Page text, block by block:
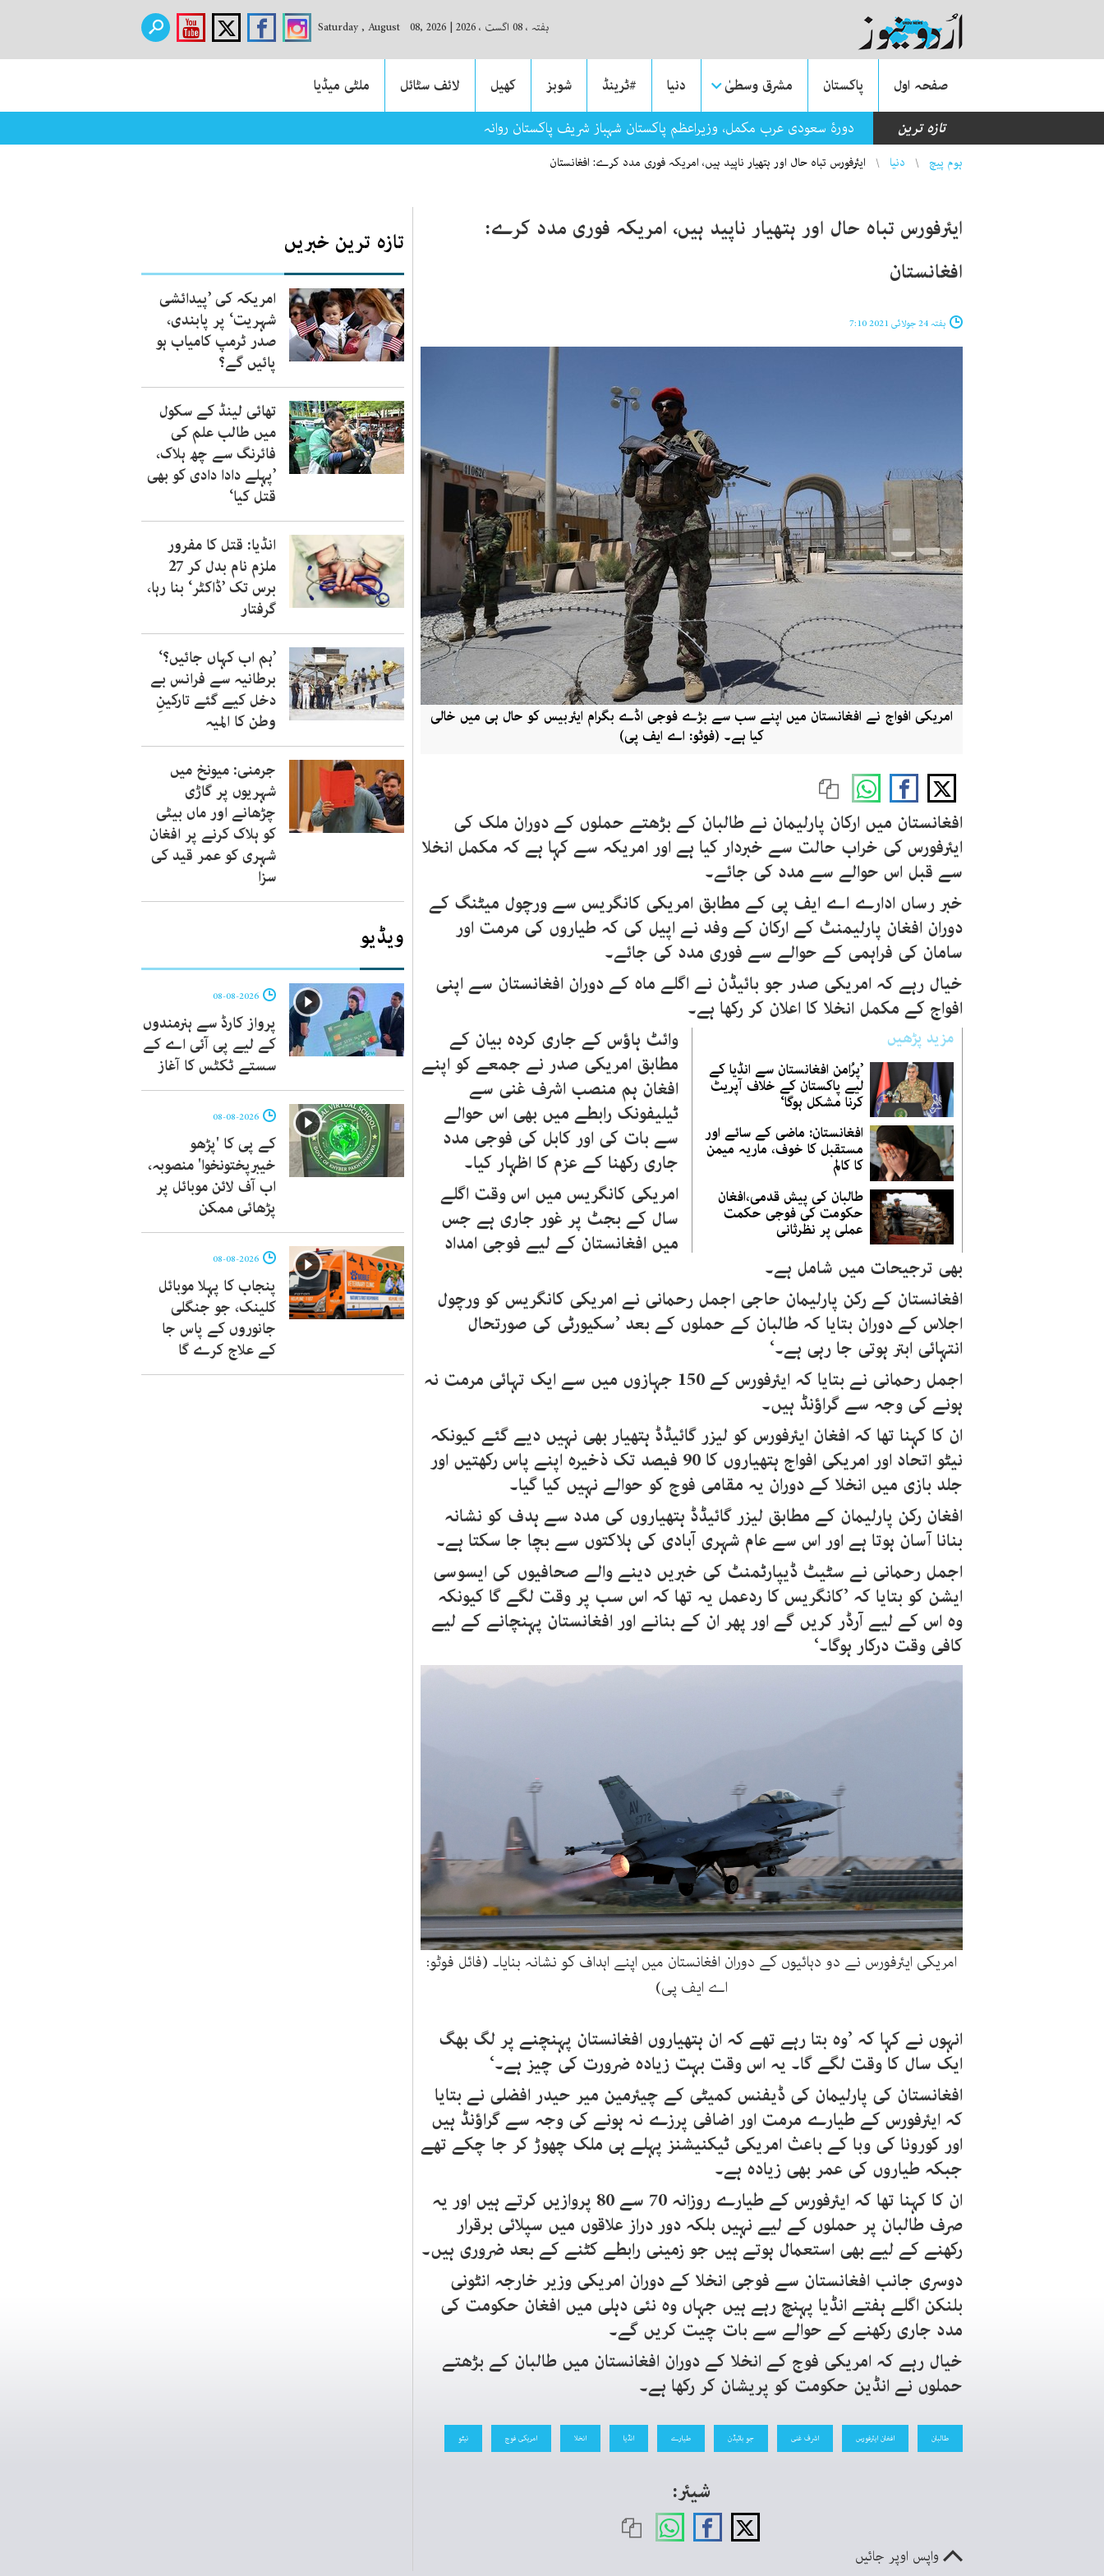
ہفتہ ، 08 اگست ، 2026 |
Saturday , August 08, 2026
صفحہ اول پاکستان مشرق وسطیٰ دنیا #ٹرینڈ شوبز کھیل لائف سٹائل
ملٹی میڈیا
تازہ ترین
دورۂ سعودی عرب مکمل، وزیراعظم پاکستان شہباز شریف پاکستان روانہ
You are here
ہوم پیچ دنیا ایئرفورس تباہ حال اور ہتھیار ناپید ہیں، امریکہ فوری مدد کرے: افغانستان
ایئرفورس تباہ حال اور ہتھیار ناپید ہیں، امریکہ فوری مدد کرے:
افغانستان
ہفتہ 24 جولائی 2021 7:10
امریکی افواج نے افغانستان میں اپنے سب سے بڑے فوجی اڈے بگرام ایئربیس کو حال ہی میں خالی
کیا ہے۔ (فوٹو: اے ایف پی)
افغانستان میں ارکان پارلیمان نے طالبان کے بڑھتے حملوں کے دوران ملک کی
ایئرفورس کی خراب حالت سے خبردار کیا ہے اور امریکہ سے کہا ہے کہ مکمل انخلا
سے قبل اس حوالے سے مدد کی جائے۔
خبر رساں ادارے اے ایف پی کے مطابق امریکی کانگریس سے ورچول میٹنگ کے
دوران افغان پارلیمنٹ کے ارکان کے وفد نے اپیل کی کہ طیاروں کی مرمت اور
سامان کی فراہمی کے حوالے سے فوری مدد کی جائے۔
خیال رہے کہ امریکی صدر جو بائیڈن نے اگلے ماہ کے دوران افغانستان سے اپنی
افواج کے مکمل انخلا کا اعلان کر رکھا ہے۔
مزید پڑھیں
’پرُامن افغانستان سے انڈیا کے
لیے پاکستان کے خلاف آپریٹ
کرنا مشکل ہوگا‘
افغانستان: ماضی کے سائے اور
مستقبل کا خوف، ماریہ میمن
کا کالم
طالبان کی پیش قدمی،افغان
حکومت کی فوجی حکمت
عملی پر نظرثانی
وائٹ ہاؤس کے جاری کردہ بیان کے
مطابق امریکی صدر نے جمعے کو اپنے
افغان ہم منصب اشرف غنی سے
ٹیلیفونک رابطے میں بھی اس حوالے
سے بات کی اور کابل کی فوجی مدد
جاری رکھنا کے عزم کا اظہار کیا۔
امریکی کانگریس میں اس وقت اگلے
سال کے بجٹ پر غور جاری ہے جس
میں افغانستان کے لیے فوجی امداد
بھی ترجیحات میں شامل ہے۔
افغانستان کے رکن پارلیمان حاجی اجمل رحمانی نے امریکی کانگریس کو ورچول
اجلاس کے دوران بتایا کہ طالبان کے حملوں کے بعد ’سکیورٹی کی صورتحال
انتہائی ابتر ہوتی جا رہی ہے۔‘
اجمل رحمانی نے بتایا کہ ایئرفورس کے 150 جہازوں میں سے ایک تہائی مرمت نہ
ہونے کی وجہ سے گراؤنڈ ہیں۔
ان کا کہنا تھا کہ افغان ایئرفورس کو لیزر گائیڈڈ ہتھیار بھی نہیں دیے گئے کیونکہ
نیٹو اتحاد اور امریکی افواج ہتھیاروں کا 90 فیصد تک ذخیرہ اپنے پاس رکھتیں اور
جلد بازی میں انخلا کے دوران یہ مقامی فوج کو حوالے نہیں کیا گیا۔
افغان رکن پارلیمان کے مطابق لیزر گائیڈڈ ہتھیاروں کی مدد سے ہدف کو نشانہ
بنانا آسان ہوتا ہے اور اس سے عام شہری آبادی کی ہلاکتوں سے بچا جا سکتا ہے۔
اجمل رحمانی نے سٹیٹ ڈیپارٹمنٹ کی خبریں دینے والے صحافیوں کی ایسوسی
ایشن کو بتایا کہ ’کانگریس کا ردعمل یہ تھا کہ اس سب پر وقت لگے گا کیونکہ
وہ اس کے لیے آرڈر کریں گے اور پھر ان کے بنانے اور افغانستان پہنچانے کے لیے
کافی وقت درکار ہوگا۔‘
امریکی ایئرفورس نے دو دہائیوں کے دوران افغانستان میں اپنے اہداف کو نشانہ بنایا۔ (فائل فوٹو:
اے ایف پی)
انہوں نے کہا کہ ’وہ بتا رہے تھے کہ ان ہتھیاروں افغانستان پہنچنے پر لگ بھگ
ایک سال کا وقت لگے گا۔ یہ اس وقت بہت زیادہ ضرورت کی چیز ہے۔‘
افغانستان کی پارلیمان کی ڈیفنس کمیٹی کے چیئرمین میر حیدر افضلی نے بتایا
کہ ایئرفورس کے طیارے مرمت اور اضافی پرزے نہ ہونے کی وجہ سے گراؤنڈ ہیں
اور کورونا کی وبا کے باعث امریکی ٹیکنیشنز پہلے ہی ملک چھوڑ کر جا چکے تھے
جبکہ طیاروں کی عمر بھی زیادہ ہے۔
ان کا کہنا تھا کہ ایئرفورس کے طیارے روزانہ 70 سے 80 پروازیں کرتے ہیں اور یہ
صرف طالبان پر حملوں کے لیے نہیں بلکہ دور دراز علاقوں میں سپلائی برقرار
رکھنے کے لیے بھی استعمال ہوتے ہیں جو زمینی رابطے کٹنے کے بعد ضروری ہیں۔
دوسری جانب افغانستان سے فوجی انخلا کے دوران امریکی وزیر خارجہ انٹونی
بلنکن اگلے ہفتے انڈیا پہنچ رہے ہیں جہاں وہ نئی دہلی میں افغان حکومت کی
مدد جاری رکھنے کے حوالے سے بات چیت کریں گے۔
خیال رہے کہ امریکی فوج کے انخلا کے دوران افغانستان میں طالبان کے بڑھتے
حملوں نے انڈین حکومت کو پریشان کر رکھا ہے۔
طالبان افغان ایئرفورس اشرف غنی جو بائیڈن طیارے انڈیا انخلا امریکی فوج نیٹو
شیئر:
واپس اوپر جائیں
تازہ ترین خبریں
امریکہ کی ’پیدائشی
شہریت‘ پر پابندی،
صدر ٹرمپ کامیاب ہو
پائیں گے؟
تھائی لینڈ کے سکول
میں طالب علم کی
فائرنگ سے چھ ہلاک،
’پہلے دادا دادی کو بھی
قتل کیا‘
انڈیا: قتل کا مفرور
ملزم نام بدل کر 27
برس تک ’ڈاکٹر‘ بنا رہا،
گرفتار
’ہم اب کہاں جائیں؟‘
برطانیہ سے فرانس بے
دخل کیے گئے تارکینِ
وطن کا المیہ
جرمنی: میونخ میں
شہریوں پر گاڑی
چڑھانے اور ماں بیٹی
کو ہلاک کرنے پر افغان
شہری کو عمر قید کی
سزا
ویڈیو
پرواز کارڈ سے ہنرمندوں
کے لیے پی آئی اے کے
سستے ٹکٹس کا آغاز
کے پی کا 'پڑھو
خیبرپختونخوا' منصوبہ،
اب آف لائن موبائل پر
پڑھائی ممکن
پنجاب کا پہلا موبائل
کلینک، جو جنگلی
جانوروں کے پاس جا
کے علاج کرے گا